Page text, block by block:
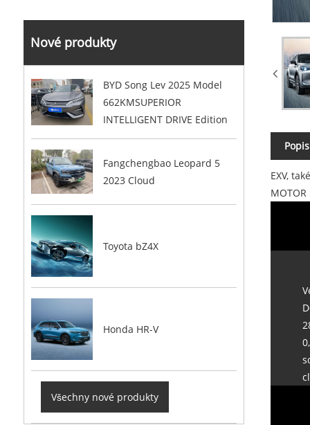
Nové produkty
BYD Song Lev 2025 Model
662KMSUPERIOR
INTELLIGENT DRIVE Edition
Fangchengbao Leopard 5
2023 Cloud
Toyota bZ4X
Honda HR-V
Všechny nové produkty
EXV,
MOTOR